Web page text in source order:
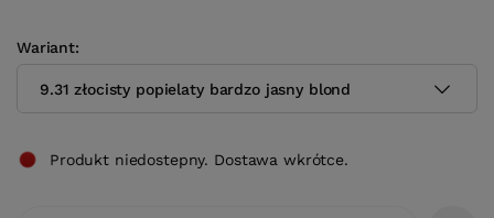
Wariant
9.31 złocisty popielaty bardzo jasny blond
Produkt niedostepny. Dostawa wkrótce.